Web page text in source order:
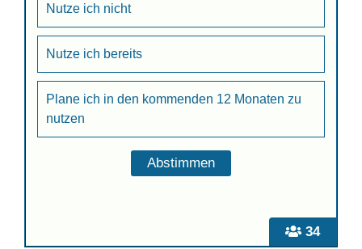
34
Nutze ich nicht
Nutze ich bereits
Plane ich in den kommenden 12 Monaten zu
nutzen